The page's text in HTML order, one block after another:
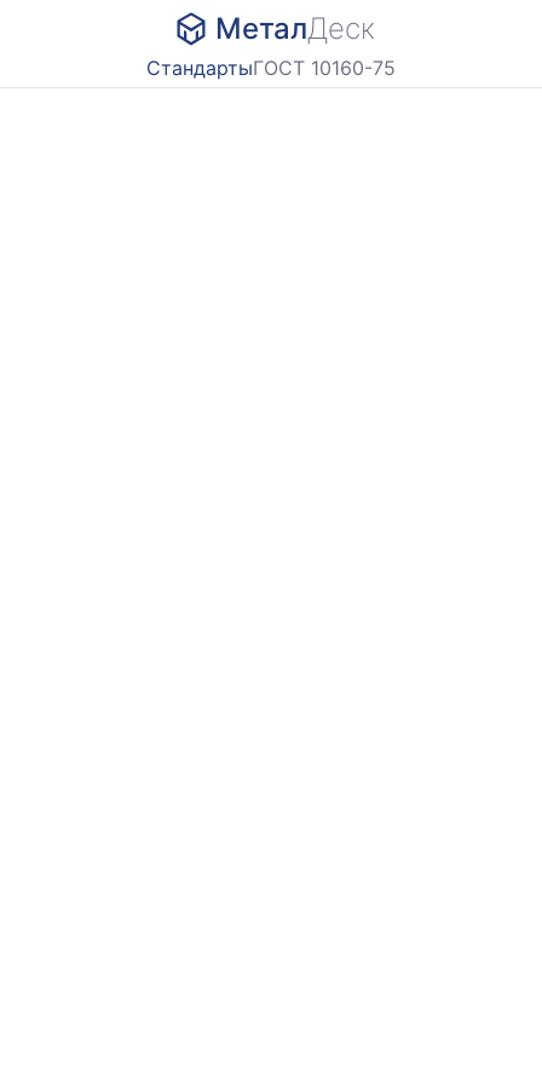
МеталДеск
СтандартыГОСТ 10160-75